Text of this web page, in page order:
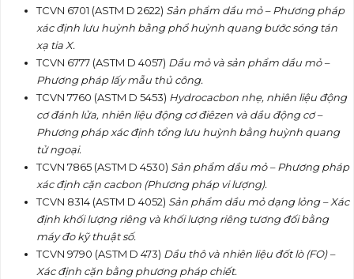
TCVN 6701 (ASTM D 2622) Sản phẩm dầu mỏ – Phương pháp
xác định lưu huỳnh bằng phổhuỳnh quang bước sóng tán
xạ tia X.
TCVN 6777 (ASTM D 4057) Dầu mỏ và sản phẩm dầu mỏ–
Phương pháp lấy mẫu thủ công.
TCVN 7760 (ASTM D 5453) Hydrocacbon nhẹ, nhiên liệu động
cơ đánh lửa, nhiên liệu động cơ điêzen và dầu động cơ –
Phương pháp xác định tổng lưu huỳnh bằng huỳnh quang
tử ngoại.
TCVN 7865 (ASTM D 4530) Sản phẩm dầu mỏ – Phương pháp
xác định cặn cacbon (Phương pháp vi lượng).
TCVN 8314 (ASTM D 4052) Sản phẩm dầu mỏ dạng lỏng – Xác
định khối lượng riêng và khối lượng riêng tương đối bằng
máy đo kỹ thuật số.
TCVN 9790 (ASTM D 473) Dầu thô và nhiên liệu đốt lò (FO) –
Xác định cặn bằng phương pháp chiết.